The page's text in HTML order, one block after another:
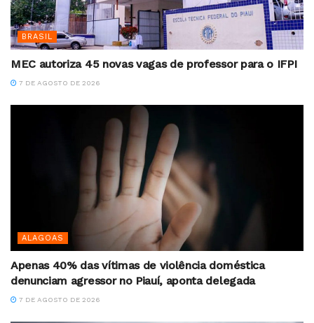
BRASIL
MEC autoriza 45 novas vagas de professor para o IFPI
7 DE AGOSTO DE 2026
ALAGOAS
Apenas 40% das vítimas de violência doméstica
denunciam agressor no Piauí, aponta delegada
7 DE AGOSTO DE 2026